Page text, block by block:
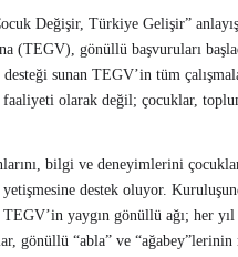
Değişir, Türkiye Gelişir”
(TEGV), gönüllü başvuruları
sunan TEGV’in tüm
faaliyeti olarak değil; çocuklar,
bilgi ve deneyimlerini
destek oluyor.
TEGV’in yaygın gönüllü ağı; her
gönüllü “abla” ve